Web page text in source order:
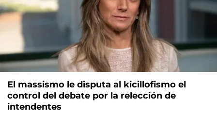
El massismo le disputa al kicillofismo el
control del debate por la relección de
intendentes